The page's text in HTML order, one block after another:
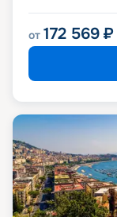
от 172 569 ₽